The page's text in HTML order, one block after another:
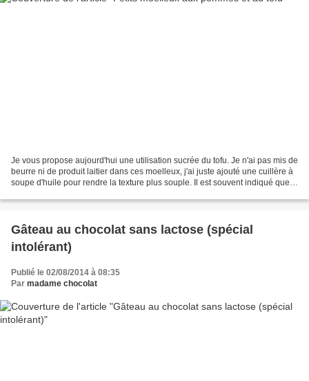
Je vous propose aujourd'hui une utilisation sucrée du tofu. Je n'ai pas mis de
beurre ni de produit laitier dans ces moelleux, j'ai juste ajouté une cuillère à
soupe d'huile pour rendre la texture plus souple. Il est souvent indiqué que
Gâteau au chocolat sans lactose (spécial
intolérant)
Publié le 02/08/2014 à 08:35
Par madame chocolat